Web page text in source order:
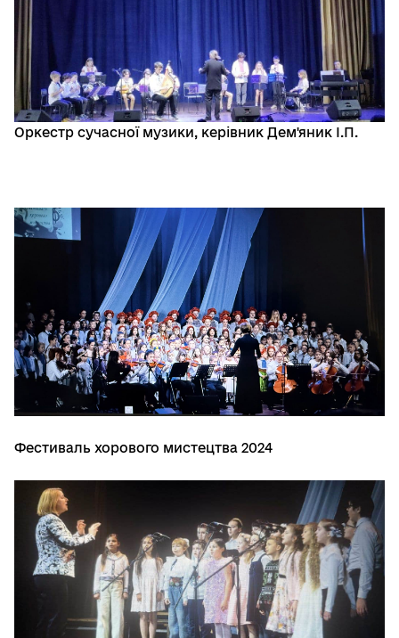
Оркестр сучасної музики, керівник Дем'яник І.П.
Фестиваль хорового мистецтва 2024